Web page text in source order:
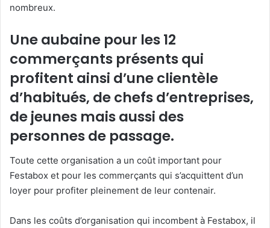
nombreux.
Une aubaine pour les 12
commerçants présents qui
profitent ainsi d’une clientèle
d’habitués, de chefs d’entreprises,
de jeunes mais aussi des
personnes de passage.
Toute cette organisation a un coût important pour
Festabox et pour les commerçants qui s’acquittent d’un
loyer pour profiter pleinement de leur contenair.
Dans les coûts d’organisation qui incombent à Festabox, il